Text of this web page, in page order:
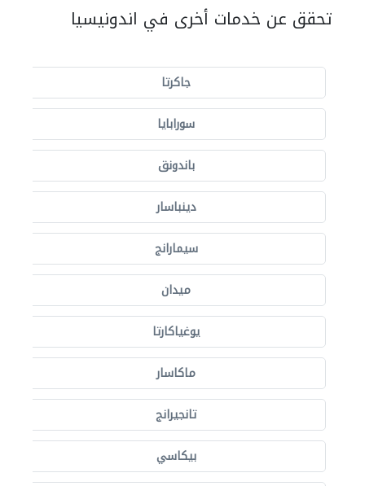
تحقق عن خدمات أخرى في اندونيسيا
جاكرتا
سورابايا
باندونق
دينباسار
سيمارانج
ميدان
يوغياكارتا
ماكاسار
تانجيرانج
بيكاسي